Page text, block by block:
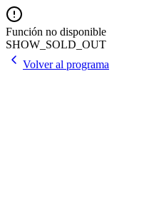
Función no disponible
SHOW_SOLD_OUT
Volver al programa